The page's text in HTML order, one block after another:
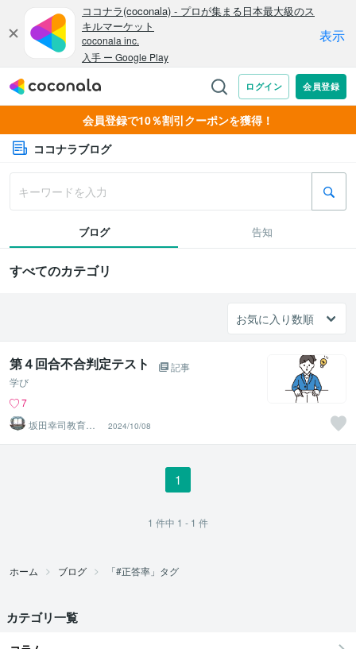
会員登録で10％割引クーポンを獲得！
ココナラブログ
ブログ 告知
すべてのカテゴリ
第４回合不合判定テスト
記事
学び
7
坂田幸司教育研
究所
2024/10/08
1
1 件中 1 - 1 件
ホーム ブログ 「#正答率」タグ
カテゴリ一覧